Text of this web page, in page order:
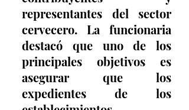
representantes del sector
cervecero. La funcionaria
destacó que uno de los
principales objetivos es
asegurar que los
expedientes de los